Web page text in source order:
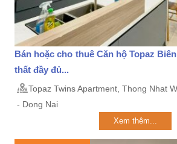
Bán hoặc cho thuê Căn hộ Topaz
thất đầy đủ...
Topaz Twins Apartment, Thong Nhat
- Dong Nai
Xem thêm...